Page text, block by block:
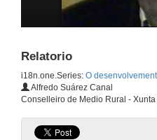
Relatorio
i18n.one.Series: O
Alfredo Suárez Canal
Conselleiro de Medio Rural -